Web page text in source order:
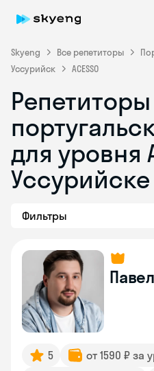
Skyeng Все репетиторы
Уссурийск
ACESSO
для уровня
Фильтры
Павел
5
от 1590 ₽ за
Skyeng Chat
online